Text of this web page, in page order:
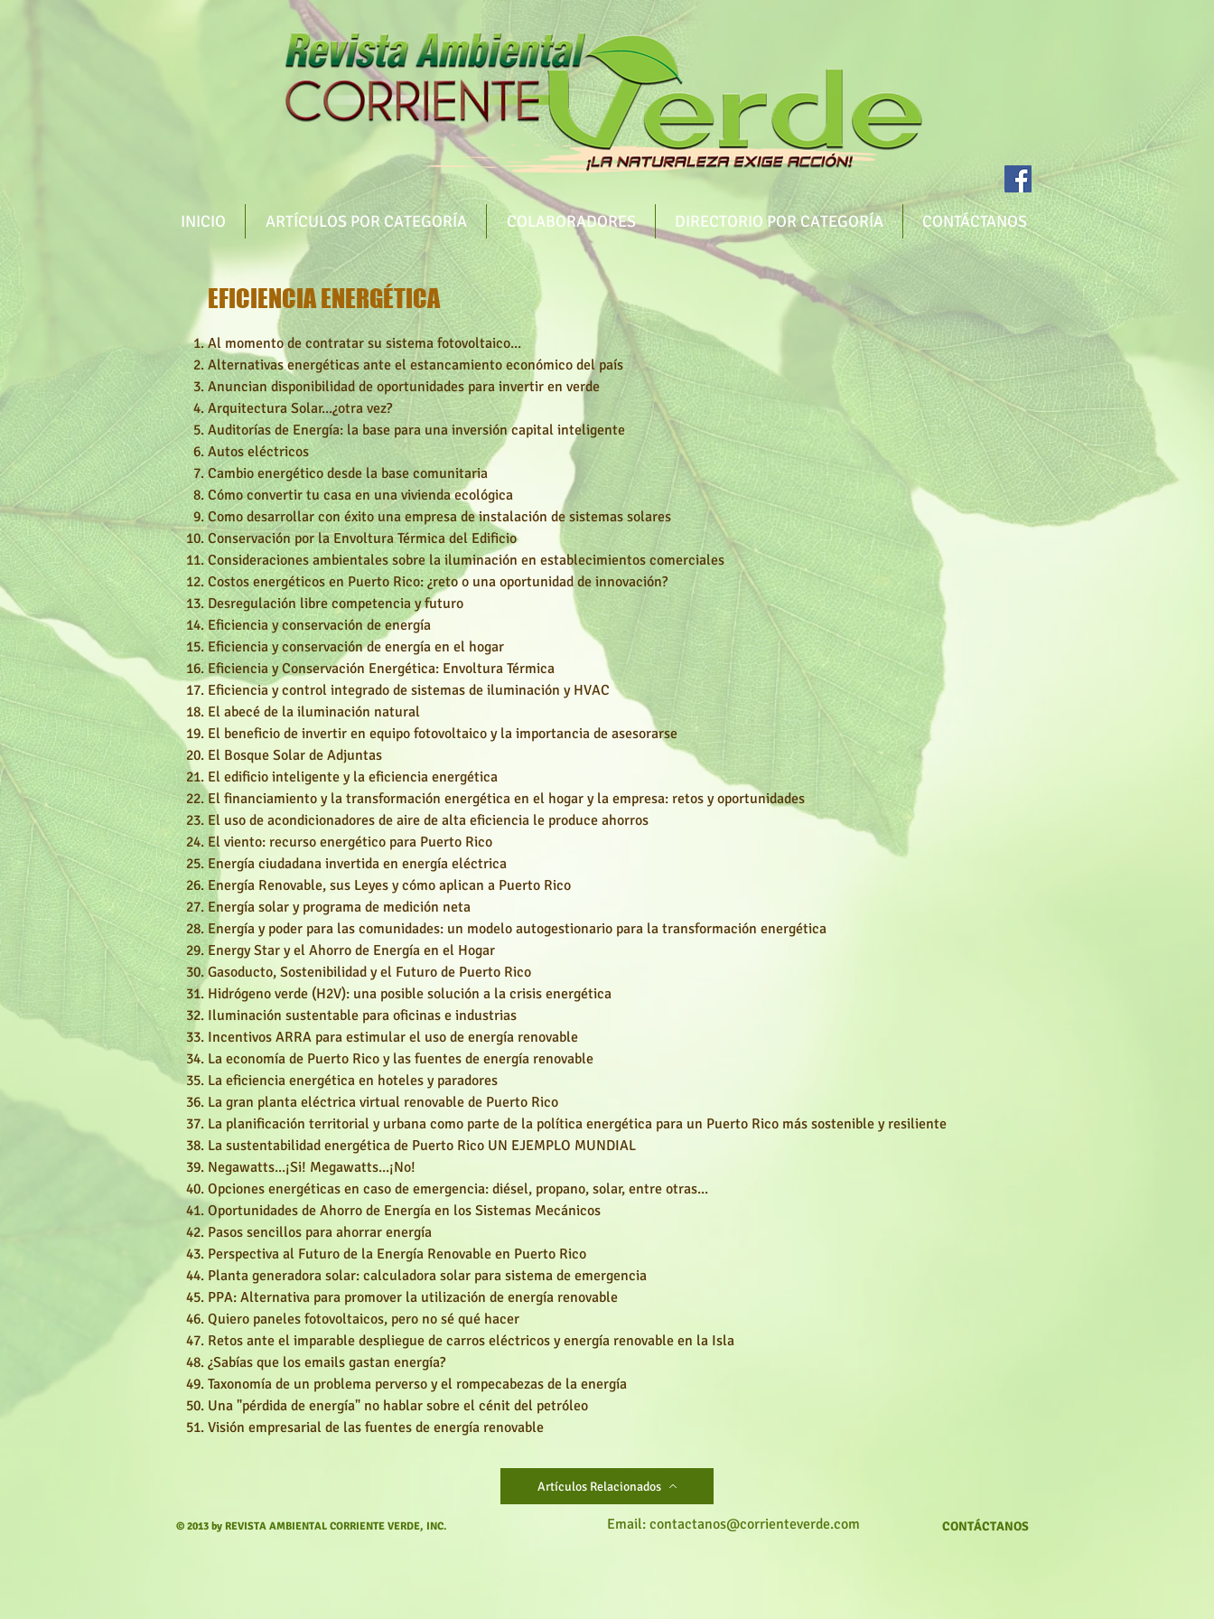
INICIO ARTÍCULOS POR CATEGORÍA COLABORADORES DIRECTORIO POR CATEGORÍA CONTÁCTANOS
Al momento de contratar su sistema fotovoltaico...
Alternativas energéticas ante el estancamiento económico del país
Anuncian disponibilidad de oportunidades para invertir en verde
Arquitectura Solar...¿otra vez?
Auditorías de Energía: la base para una inversión capital inteligente
Autos eléctricos
Cambio energético desde la base comunitaria
Cómo convertir tu casa en una vivienda ecológica
Como desarrollar con éxito una empresa de instalación de sistemas solares
Conservación por la Envoltura Térmica del Edificio
Consideraciones ambientales sobre la iluminación en establecimientos comerciales
Costos energéticos en Puerto Rico: ¿reto o una oportunidad de innovación?
Desregulación libre competencia y futuro
Eficiencia y conservación de energía
Eficiencia yconservación de energía en el hogar
Eficiencia y Conservación Energética: Envoltura Térmica
Eficiencia y control integrado de sistemas de iluminación y HVAC
El abecé de la iluminación natural
El beneficio de invertir en equipo fotovoltaico y la importancia de asesorarse
El Bosque Solar de Adjuntas
El edificio inteligente y la eficiencia energética
El financiamiento y la transformación energética en el hogar y la empresa: retos y oportunidades
El uso de acondicionadores de aire de alta eficiencia le produce ahorros
El viento: recurso energético para Puerto Rico
Energía ciudadana invertida en energía eléctrica
Energía Renovable, sus Leyes y cómo aplican a Puerto Rico
Energía solar y programa de medición neta
Energía y poder para las comunidades: un modelo autogestionario para la transformación energética
Energy Star y el Ahorro de Energía en el Hogar
Gasoducto, Sostenibilidad y el Futuro de Puerto Rico
Hidrógeno verde (H2V): una posible solución a la crisis energética
Iluminación sustentable para oficinas e industrias
Incentivos ARRA para estimular el uso de energía renovable
La economía de Puerto Rico y las fuentes de energía renovable
La eficiencia energética en hoteles y paradores
La gran planta eléctrica virtual renovable de Puerto Rico
La planificación territorial y urbana como parte de la política energética para un Puerto Rico más sostenible y resiliente
La sustentabilidad energética de Puerto Rico UN EJEMPLO MUNDIAL
Negawatts...¡Si! Megawatts...¡No!
Opciones energéticas en caso de emergencia: diésel, propano, solar, entre otras...
Oportunidades de Ahorro de Energía en los Sistemas Mecánicos
Pasos sencillos para ahorrar energía
Perspectiva al Futuro de la Energía Renovable en Puerto Rico
Planta generadora solar: calculadora solar para sistema de emergencia
PPA: Alternativa para promover la utilización de energía renovable
Quiero paneles fotovoltaicos, pero no sé qué hacer
Retos ante el imparable despliegue de carros eléctricos y energía renovable en la Isla
¿Sabías que los emails gastan energía?
Taxonomía de un problema perverso y el rompecabezas de la energía
Una "pérdida de energía" no hablar sobre el cénit del petróleo
Visión empresarial de las fuentes de energía renovable
EFICIENCIA ENERGÉTICA
Artículos Relacionados
© 2013 by REVISTA AMBIENTAL CORRIENTE VERDE, INC. Email: contactanos@corrienteverde.com CONTÁCTANOS